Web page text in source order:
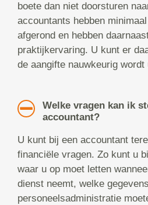
boete dan niet doorsturen
accountants hebben
afgerond en hebben
praktijkervaring. U kunt er
de aangifte nauwkeurig wordt
Welke vragen kan ik
accountant?
U kunt bij een accountant
financiële vragen. Zo kunt u
waar u op moet letten
dienst neemt, welke
personeelsadministratie